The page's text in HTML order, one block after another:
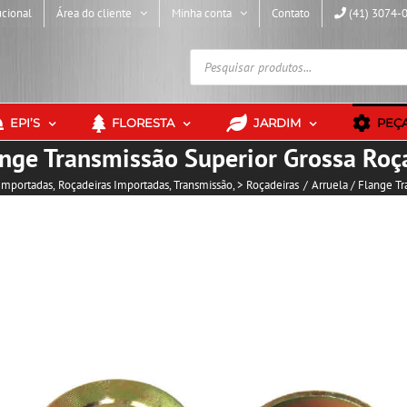
Área do cliente Minha conta Contato (41) 3074-
Pesquisar
produtos
EPI’S FLORESTA JARDIM
Transmissão Superior Grossa
Roçadeiras Importadas Transmissão > Roçadeiras Arruela / Flange